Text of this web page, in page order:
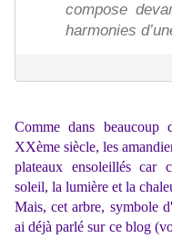
compose
harmonies
Comme dans beaucoup
XXème siècle, les
plateaux ensoleillés car
soleil, la lumière et la
Mais, cet arbre, symbole
ai déjà parlé sur ce blog